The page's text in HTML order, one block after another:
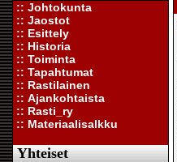
:: Johtokunta
:: Jaostot
:: Esittely
:: Historia
:: Toiminta
:: Tapahtumat
:: Rastilainen
:: Ajankohtaista
:: Rasti_ry
:: Materiaalisalkku
Yhteiset